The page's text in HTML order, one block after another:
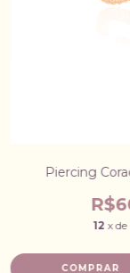
Piercing
12 x de